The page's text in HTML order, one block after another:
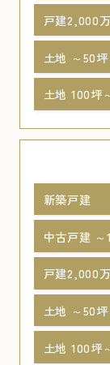
戸建2,000
土地 ～50坪
土地 100坪
新築戸建
中古戸建
戸建2,000
土地 ～50坪
土地 100坪